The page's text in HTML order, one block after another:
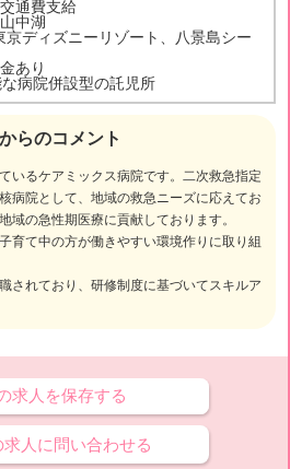
らのコメント
いるケアミックス病院です。二次救急指定
病院として、地域の救急ニーズに応えてお
域の急性期医療に貢献しております。
育て中の方が働きやすい環境作りに取り組
されており、研修制度に基づいてスキルア
通費支給
中湖
京ディズニーリゾート、八景島シー
あり
病院併設型の託児所
求人を保存する
求人に問い合わせる